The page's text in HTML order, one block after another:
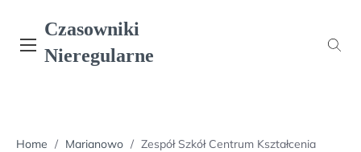
content
Czasowniki
Nieregularne
Home / Marianowo / Zespół Szkół Centrum Kształcenia